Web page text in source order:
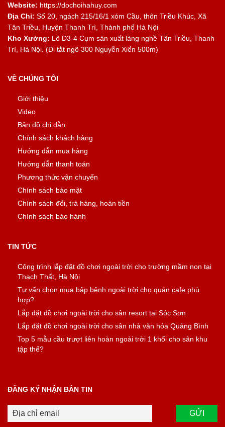
Website: https://dochoihahuy.com
Địa Chỉ: Số 20, ngách 215/16/1 xóm Cầu, thôn Triều Khúc, Xã
Tân Triều, Huyện Thanh Trì, Thành phố Hà Nội
Kho Xưởng: Lô D3-4 Cụm sản xuất làng nghề Tân Triều, Thanh
Trì, Hà Nội. (Đi tắt ngõ 300 Nguyễn Xiển 500m)
VỀ CHÚNG TÔI
Giới thiệu
Video
Bản đồ chỉ dẫn
Chính sách khách hàng
Hướng dẫn mua hàng
Hướng dẫn thanh toán
Phương thức vận chuyển
Chính sách bảo mật
Chính sách đổi, trả hàng, hoàn tiền
Chính sách bảo hành
TIN TỨC
Công trình lắp đặt đồ chơi ngoài trời cho trường mầm non tại
Thạch Thất, Hà Nội
Tư vấn chọn mua bập bênh ngoài trời cho quán cafe phù
hợp?
Lắp đặt đồ chơi ngoài trời cho sân resort tại Sóc Sơn
Lắp đặt đồ chơi ngoài trời cho sân nhà văn hóa Quảng Bình
Top 5 mẫu cầu trượt liên hoàn ngoài trời 1 khối cho sân khu
tập thể?
ĐĂNG KÝ NHẬN BẢN TIN